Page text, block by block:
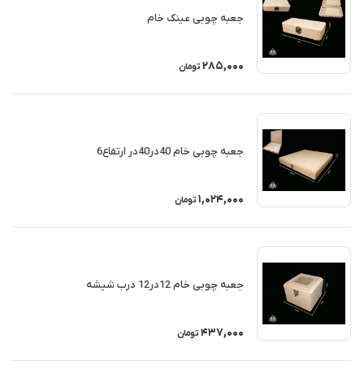
جعبه چوبی عینک خام
285,000 تومان
جعبه چوبی خام 40در40در ارتفاع6
1,024,000 تومان
جعبه چوبی خام 12در12 درب شیشه
437,000 تومان